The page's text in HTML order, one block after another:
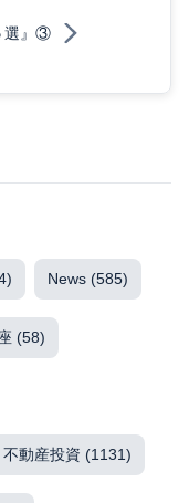
選』③
News (585)
(58)
不動産投資 (1131)